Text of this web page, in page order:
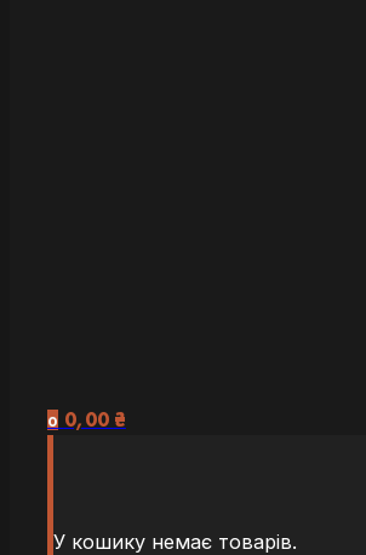
0 0,00 ₴
У кошику немає товарів.